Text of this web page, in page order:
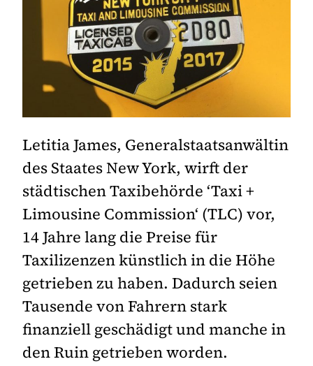
Letitia James, Generalstaatsanwältin
des Staates New York, wirft der
städtischen Taxibehörde ‘Taxi +
Limousine Commission‘ (TLC) vor,
14 Jahre lang die Preise für
Taxilizenzen künstlich in die Höhe
getrieben zu haben. Dadurch seien
Tausende von Fahrern stark
finanziell geschädigt und manche in
den Ruin getrieben worden.